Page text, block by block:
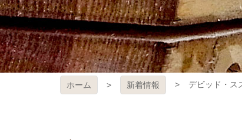
ホーム 新着情報 デビッド・ス